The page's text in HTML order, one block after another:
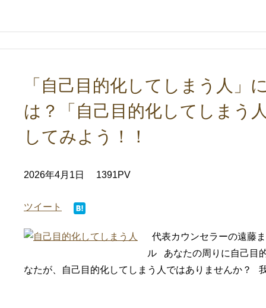
「自己目的化してしまう人」
は？「自己目的化してしまう
してみよう！！
2026年4月1日 1391PV
ツイート
代表カウンセラーの遠藤
ル あなたの周りに自己目
なたが、自己目的化してしまう人ではありませんか？